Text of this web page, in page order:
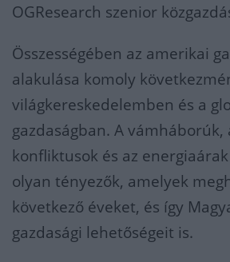
OGResearch szenior
Összességében az amerikai
alakulása komoly
világkereskedelemben és a
gazdaságban. A
konfliktusok és az
olyan tényezők, amelyek
következő éveket, és így
gazdasági lehetőségeit is.